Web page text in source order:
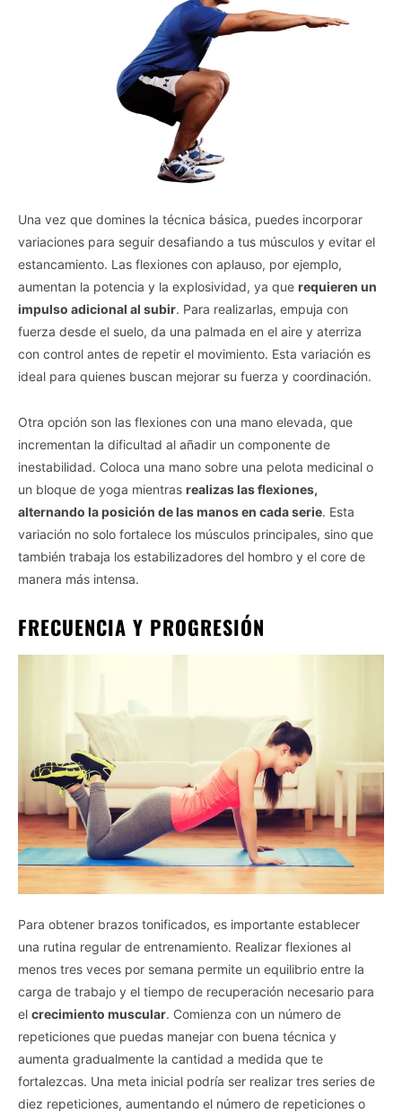
Una vez que domines la técnica básica, puedes incorporar
variaciones para seguir desafiando a tus músculos y evitar el
estancamiento. Las flexiones con aplauso, por ejemplo,
aumentan la potencia y la explosividad, ya que requieren un
impulso adicional al subir. Para realizarlas, empuja con
fuerza desde el suelo, da una palmada en el aire y aterriza
con control antes de repetir el movimiento. Esta variación es
ideal para quienes buscan mejorar su fuerza y coordinación.
Otra opción son las flexiones con una mano elevada, que
incrementan la dificultad al añadir un componente de
inestabilidad. Coloca una mano sobre una pelota medicinal o
un bloque de yoga mientras realizas las flexiones,
alternando la posición de las manos en cada serie. Esta
variación no solo fortalece los músculos principales, sino que
también trabaja los estabilizadores del hombro y el core de
manera más intensa.
FRECUENCIA Y PROGRESIÓN
Para obtener brazos tonificados, es importante establecer
una rutina regular de entrenamiento. Realizar flexiones al
menos tres veces por semana permite un equilibrio entre la
carga de trabajo y el tiempo de recuperación necesario para
el crecimiento muscular. Comienza con un número de
repeticiones que puedas manejar con buena técnica y
aumenta gradualmente la cantidad a medida que te
fortalezcas. Una meta inicial podría ser realizar tres series de
diez repeticiones, aumentando el número de repeticiones o